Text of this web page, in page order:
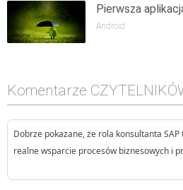
Pierwsza
Android
Komentarze
Dobrze pokazane, że rola konsultanta
realne wsparcie procesów biznesowych i